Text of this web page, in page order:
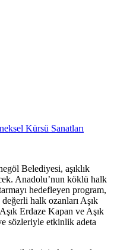
Belediyesi, aşıklık
Anadolu’nun köklü halk
hedefleyen program,
halk ozanları Aşık
Erdaze Kapan ve Aşık
sözleriyle etkinlik adeta